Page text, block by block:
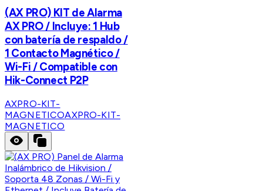
(AX PRO) KIT de Alarma
AX PRO / Incluye: 1 Hub
con batería de respaldo /
1 Contacto Magnético /
Wi-Fi / Compatible con
Hik-Connect P2P
AXPRO-KIT-
MAGNETICOAXPRO-KIT-
MAGNETICO